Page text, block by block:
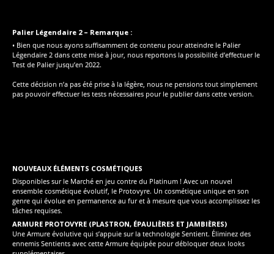
Palier Légendaire 2 – Remarque :
• Bien que nous ayons suffisamment de contenu pour atteindre le Palier
Légendaire 2 dans cette mise à jour, nous reportons la possibilité d’effectuer le
Test de Palier jusqu’en 2022.
Cette décision n’a pas été prise à la légère, nous ne pensions tout simplement
pas pouvoir effectuer les tests nécessaires pour le publier dans cette version.
NOUVEAUX ÉLÉMENTS COSMÉTIQUES
Disponibles sur le Marché en jeu contre du Platinum ! Avec un nouvel
ensemble cosmétique évolutif, le Protovyre. Un cosmétique unique en son
genre qui évolue en permanence au fur et à mesure que vous accomplissez les
tâches requises.
ARMURE PROTOVYRE (PLASTRON, ÉPAULIÈRES ET JAMBIÈRES)
Une Armure évolutive qui s’appuie sur la technologie Sentient. Éliminez des
ennemis Sentients avec cette Armure équipée pour débloquer deux looks